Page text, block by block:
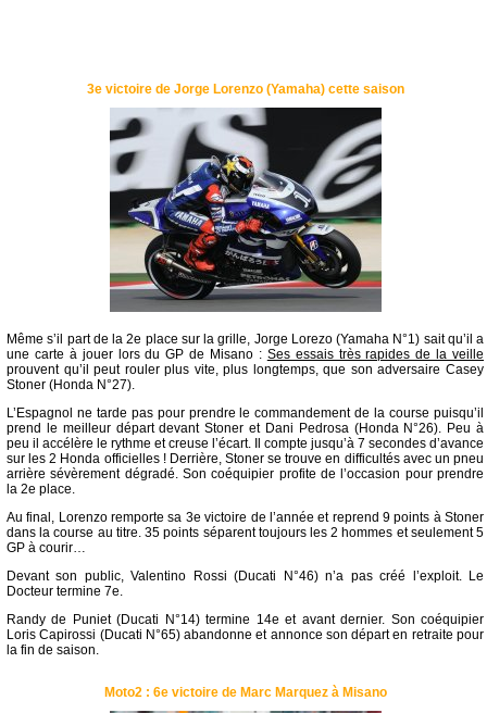
3e victoire de Jorge Lorenzo (Yamaha) cette saison
Même s’il part de la 2e place sur la grille, Jorge Lorezo (Yamaha N°1) sait qu’il a
une carte à jouer lors du GP de Misano : Ses essais très rapides de la veille
prouvent qu’il peut rouler plus vite, plus longtemps, que son adversaire Casey
Stoner (Honda N°27).
L’Espagnol ne tarde pas pour prendre le commandement de la course puisqu’il
prend le meilleur départ devant Stoner et Dani Pedrosa (Honda N°26). Peu à
peu il accélère le rythme et creuse l’écart. Il compte jusqu’à 7 secondes d’avance
sur les 2 Honda officielles ! Derrière, Stoner se trouve en difficultés avec un pneu
arrière sévèrement dégradé. Son coéquipier profite de l’occasion pour prendre
la 2e place.
Au final, Lorenzo remporte sa 3e victoire de l’année et reprend 9 points à Stoner
dans la course au titre. 35 points séparent toujours les 2 hommes et seulement 5
GP à courir…
Devant son public, Valentino Rossi (Ducati N°46) n’a pas créé l’exploit. Le
Docteur termine 7e.
Randy de Puniet (Ducati N°14) termine 14e et avant dernier. Son coéquipier
Loris Capirossi (Ducati N°65) abandonne et annonce son départ en retraite pour
la fin de saison.
Moto2 : 6e victoire de Marc Marquez à Misano